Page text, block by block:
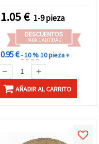
decoración de pared
1.05€ 1-9 pieza
DESCUENTOS
PARA CANTIDAD
0.95 €- 10 %10 pieza +
AÑADIR AL CARRITO